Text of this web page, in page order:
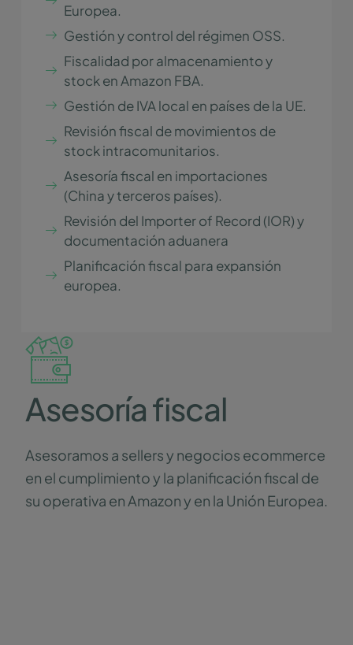
Asesoría fiscal
Asesoramos a sellers y negocios ecommerce
en el cumplimiento y la planificación fiscal de
su operativa en Amazon y en la Unión Europea.
Europea.
Gestión y control del régimen OSS.
Fiscalidad por almacenamiento y
stock en Amazon FBA.
Gestión de IVA local en países de la UE.
Revisión fiscal de movimientos de
stock intracomunitarios.
Asesoría fiscal en importaciones
(China y terceros países).
Revisión del Importer of Record (IOR) y
documentación aduanera
Planificación fiscal para expansión
europea.